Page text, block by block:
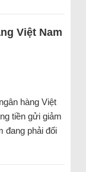
Việt Nam
hàng Việt
tiền gửi giảm
đang phải đối